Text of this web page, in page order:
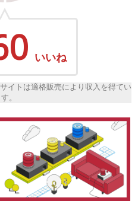
いいね
イトは適格販売により収入を得てい
。